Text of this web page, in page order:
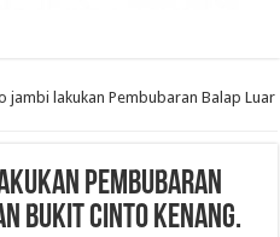
jambi lakukan Pembubaran Balap Luar
Pembubaran
Bukit Cinto Kenang.